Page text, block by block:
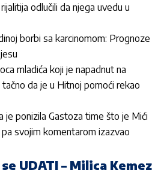
odlučili da njega uvedu u
borbi sa karcinomom: Prognoze
mladića koji je napadnut na
tačno da je u Hitnoj pomoći rekao
je ponizila Gastoza time što je Mići
svojim komentarom izazvao
UDATI – Milica Kemez